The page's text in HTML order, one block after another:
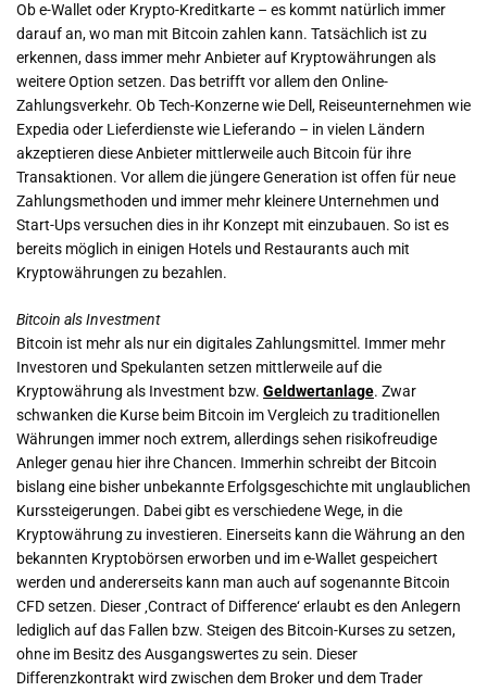
Ob e-Wallet oder Krypto-Kreditkarte – es kommt natürlich immer
darauf an, wo man mit Bitcoin zahlen kann. Tatsächlich ist zu
erkennen, dass immer mehr Anbieter auf Kryptowährungen als
weitere Option setzen. Das betrifft vor allem den Online-
Zahlungsverkehr. Ob Tech-Konzerne wie Dell, Reiseunternehmen wie
Expedia oder Lieferdienste wie Lieferando – in vielen Ländern
akzeptieren diese Anbieter mittlerweile auch Bitcoin für ihre
Transaktionen. Vor allem die jüngere Generation ist offen für neue
Zahlungsmethoden und immer mehr kleinere Unternehmen und
Start-Ups versuchen dies in ihr Konzept mit einzubauen. So ist es
bereits möglich in einigen Hotels und Restaurants auch mit
Kryptowährungen zu bezahlen.
Bitcoin als Investment
Bitcoin ist mehr als nur ein digitales Zahlungsmittel. Immer mehr
Investoren und Spekulanten setzen mittlerweile auf die
Kryptowährung als Investment bzw. Geldwertanlage. Zwar
schwanken die Kurse beim Bitcoin im Vergleich zu traditionellen
Währungen immer noch extrem, allerdings sehen risikofreudige
Anleger genau hier ihre Chancen. Immerhin schreibt der Bitcoin
bislang eine bisher unbekannte Erfolgsgeschichte mit unglaublichen
Kurssteigerungen. Dabei gibt es verschiedene Wege, in die
Kryptowährung zu investieren. Einerseits kann die Währung an den
bekannten Kryptobörsen erworben und im e-Wallet gespeichert
werden und andererseits kann man auch auf sogenannte Bitcoin
CFD setzen. Dieser ‚Contract of Difference‘ erlaubt es den Anlegern
lediglich auf das Fallen bzw. Steigen des Bitcoin-Kurses zu setzen,
ohne im Besitz des Ausgangswertes zu sein. Dieser
Differenzkontrakt wird zwischen dem Broker und dem Trader